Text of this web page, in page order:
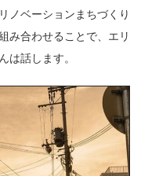
ノベーションまちづくり
み合わせることで、エリ
は話します。